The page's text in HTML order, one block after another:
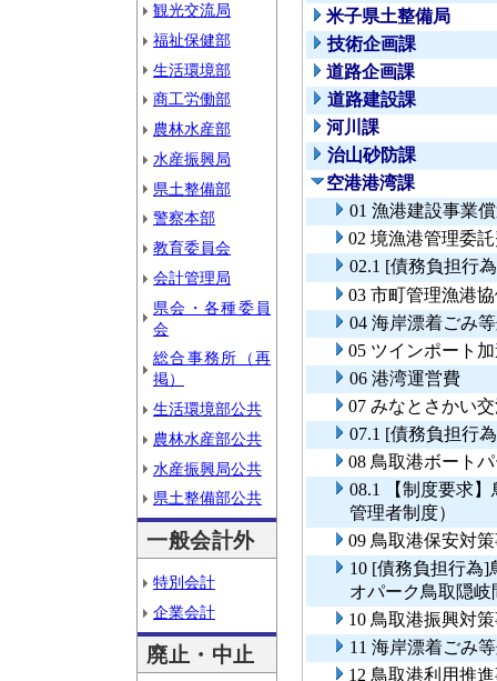
観光交流局
福祉保健部
生活環境部
商工労働部
農林水産部
水産振興局
県土整備部
警察本部
教育委員会
会計管理局
県会・各種委員
会
総合事務所（再
掲）
生活環境部公共
農林水産部公共
水産振興局公共
県土整備部公共
一般会計外
特別会計
企業会計
廃止・中止
米子県土整備局
技術企画課
道路企画課
道路建設課
河川課
治山砂防課
空港港湾課
01 漁港建設事業
02 境漁港管理委
02.1 [債務負担行
03 市町管理漁港
04 海岸漂着ごみ
05 ツインポート
06 港湾運営費
07 みなとさかい
07.1 [債務負担行
08 鳥取港ボート
08.1 【制度要求
管理者制度）
09 鳥取港保安対
10 [債務負担行為
オパーク鳥取隠
10 鳥取港振興対
11 海岸漂着ごみ
12 鳥取港利用推